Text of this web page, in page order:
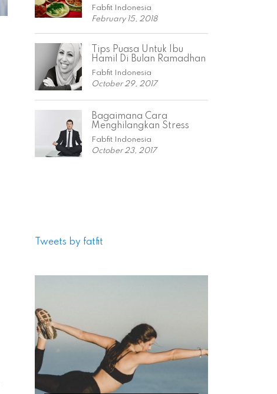
Fabfit Indonesia
February 15, 2018
Tips Puasa Untuk Ibu
Hamil Di Bulan Ramadhan
Fabfit Indonesia
October 29, 2017
Bagaimana Cara
Menghilangkan Stress
Fabfit Indonesia
October 23, 2017
Tweets by fatfit